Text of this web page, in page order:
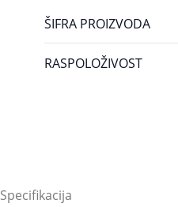
ŠIFRA PROIZVODA
RASPOLOŽIVOST
Specifikacija